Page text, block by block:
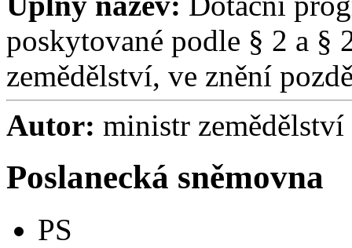
poskytované podle § 2 a §
zemědělství, ve znění
Autor: ministr zemědělství
Poslanecká sněmovna
PS